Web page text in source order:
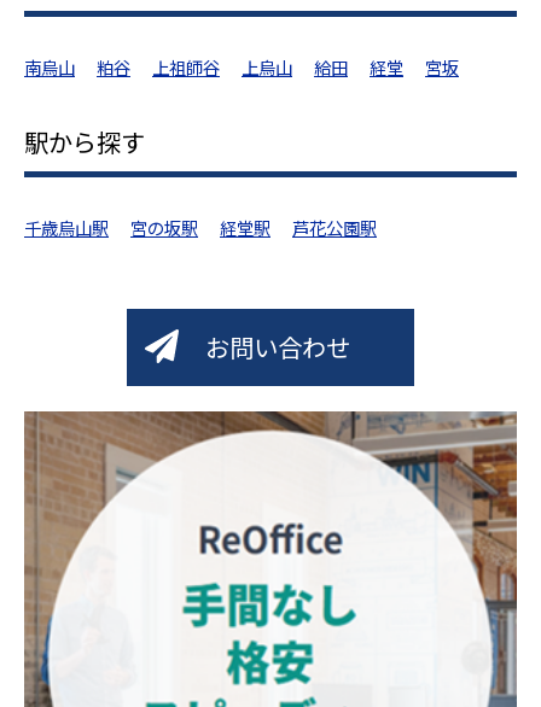
南烏山 粕谷 上祖師谷 上烏山 給田 経堂 宮坂
駅から探す
千歳烏山駅 宮の坂駅 経堂駅 芦花公園駅
お問い合わせ